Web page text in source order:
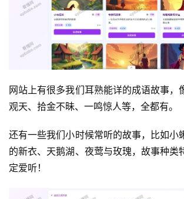
网站上有很多我们耳熟能详的成语故事，
观天、拾金不昧、一鸣惊人等，全都有。
还有一些我们小时候常听的故事，比如小
的新衣、天鹅湖、夜莺与玫瑰，故事种类
定爱听！